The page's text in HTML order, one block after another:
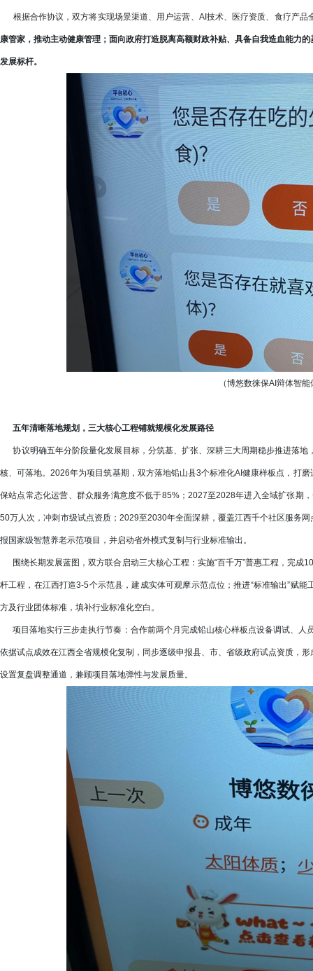
根据合作协议，双方将实现场景渠道、用户运营、AI技术、医疗资质、食疗产品
康管家，推动主动健康管理；面向政府打造脱离高额财政补贴、具备自我造血能力
发展标杆。
（博悠数徕保AI辩体智
五年清晰落地规划，三大核心工程铺就规模化发展路径
协议明确五年分阶段量化发展目标，分筑基、扩张、深耕三大周期稳步推进落地
核、可落地。2026年为项目筑基期，双方落地铅山县3个标准化AI健康样板点，打
保站点常态化运营、群众服务满意度不低于85%；2027至2028年进入全域扩张期
50万人次，冲刺市级试点资质；2029至2030年全面深耕，覆盖江西千个社区服务
报国家级智慧养老示范项目，并启动省外模式复制与行业标准输出。
围绕长期发展蓝图，双方联合启动三大核心工程：实施“百千万”普惠工程，完成
杆工程，在江西打造3-5个示范县，建成实体可观摩示范点位；推进“标准输出”赋
方及行业团体标准，填补行业标准化空白。
项目落地实行三步走执行节奏：合作前两个月完成铅山核心样板点设备调试、人
依据试点成效在江西全省规模化复制，同步逐级申报县、市、省级政府试点资质，
设置复盘调整通道，兼顾项目落地弹性与发展质量。